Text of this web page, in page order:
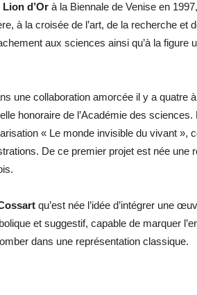
Lion d’Or à la Biennale de Venise en
à la croisée de l’art, de la recherche et
aux sciences ainsi qu’à la figure
une collaboration amorcée il y a quatre
honoraire de l’Académie des sciences.
« Le monde invisible du vivant »,
De ce premier projet est née une
qu’est née l’idée d’intégrer une
et suggestif, capable de marquer
dans une représentation classique.